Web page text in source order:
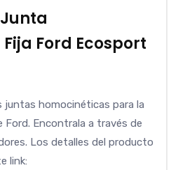
Ford Ecosport
juntas homocinéticas para la
Ford. Encontrala a través de
Los detalles del producto
link: